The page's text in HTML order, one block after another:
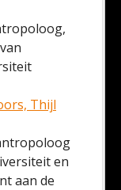
Thijl
en
aan de